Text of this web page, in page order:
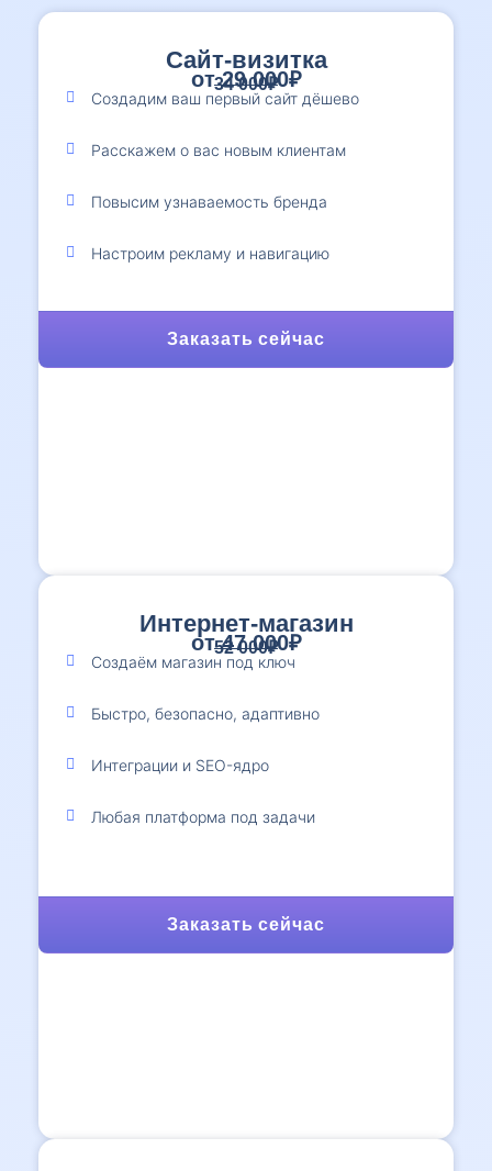
Сайт-визитка
от 29 000₽
34 000₽
Создадим ваш первый сайт дёшево
Расскажем о вас новым клиентам
Повысим узнаваемость бренда
Настроим рекламу и навигацию
Заказать сейчас
Интернет-магазин
от 47 000₽
52 000₽
Создаём магазин под ключ
Быстро, безопасно, адаптивно
Интеграции и SEO-ядро
Любая платформа под задачи
Заказать сейчас